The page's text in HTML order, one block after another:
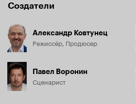
Создатели
Александр Ковтунец
Режиссёр, Продюсер
Павел Воронин
Сценарист